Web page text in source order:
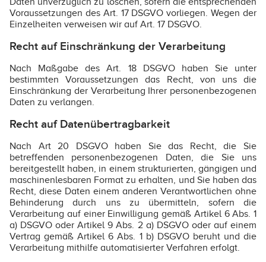
Voraussetzungen des Art. 17 DSGVO vorliegen. Wegen der
Einzelheiten verweisen wir auf Art. 17 DSGVO.
Recht auf Einschränkung der Verarbeitung
Nach Maßgabe des Art. 18 DSGVO haben Sie unter
bestimmten Voraussetzungen das Recht, von uns die
Einschränkung der Verarbeitung Ihrer personenbezogenen
Daten zu verlangen.
Recht auf Datenübertragbarkeit
Nach Art 20 DSGVO haben Sie das Recht, die Sie
betreffenden personenbezogenen Daten, die Sie uns
bereitgestellt haben, in einem strukturierten, gängigen und
maschinenlesbaren Format zu erhalten, und Sie haben das
Recht, diese Daten einem anderen Verantwortlichen ohne
Behinderung durch uns zu übermitteln, sofern die
Verarbeitung auf einer Einwilligung gemäß Artikel 6 Abs. 1
a) DSGVO oder Artikel 9 Abs. 2 a) DSGVO oder auf einem
Vertrag gemäß Artikel 6 Abs. 1 b) DSGVO beruht und die
Verarbeitung mithilfe automatisierter Verfahren erfolgt.